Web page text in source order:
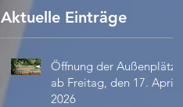
Aktuelle Einträge
Öffnung der Außenplätze
ab Freitag, den 17. April
2026